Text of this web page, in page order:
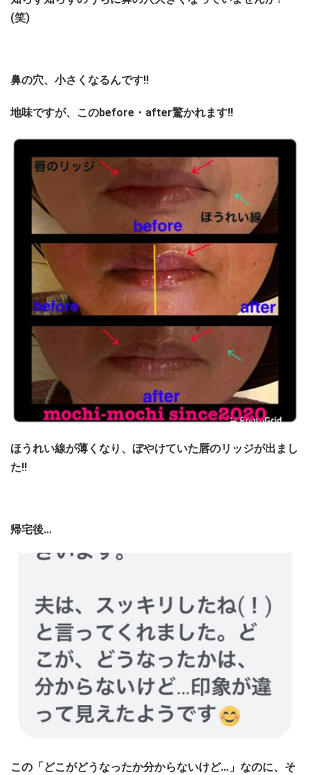
(笑)
鼻の穴、小さくなるんです!!
地味ですが、このbefore・after驚かれます!!
ほうれい線が薄くなり、ぼやけていた唇のリッジが出まし
た!!
帰宅後…
この「どこがどうなったか分からないけど…」なのに、そ